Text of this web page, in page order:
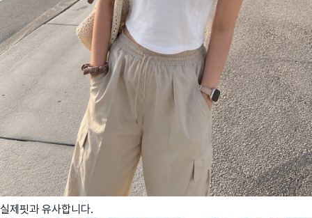
실제핏과 유사합니다.